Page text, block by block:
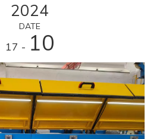
2024
DATE
10
- 17